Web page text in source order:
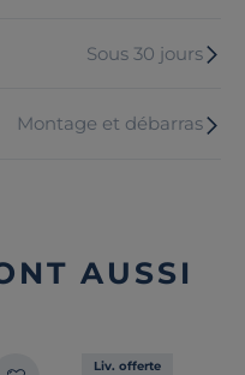
Sous 30 jours
Montage et débarras
AUSSI
Liv. offerte